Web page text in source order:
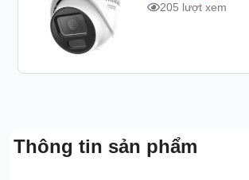
Thông tin sản phẩm
205 lượt xem